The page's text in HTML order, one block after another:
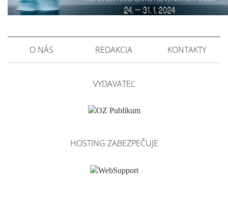
O NÁS REDAKCIA KONTAKTY
VYDAVATEĽ
HOSTING ZABEZPEČUJE